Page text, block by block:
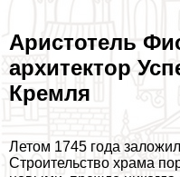
Аристотель
архитектор
Кремля
Летом 1745 года
Строительство храма